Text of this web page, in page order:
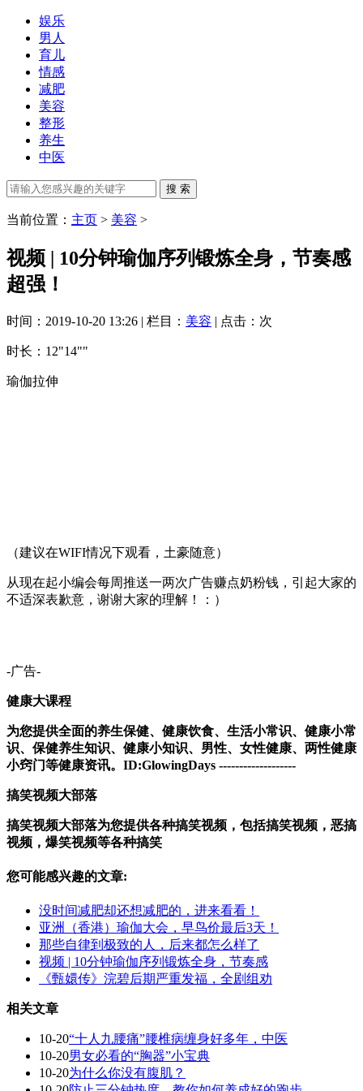
娱乐
男人
育儿
情感
减肥
美容
整形
养生
中医
当前位置： 主页 > 美容 >
视频 | 10分钟瑜伽序列锻炼全身，节奏感
超强！
时间：2019-10-20 13:26 | 栏目： 美容 | 点击： 次
时长 ：12"14""
瑜伽拉伸
（建议在WIFI情况下观看，土豪随意）
从现在起小编会每周推送一两次广告赚点奶粉钱，引起大家的
不适深表歉意，谢谢大家的理解！：）
-广告-
健康大课程
为您提供全面的养生保健、健康饮食、生活小常识、健康小常
识、保健养生知识、健康小知识、男性、女性健康、两性健康
小窍门等健康资讯。 ID:GlowingDays -------------------
搞笑视频大部落
搞笑视频大部落为您提供各种搞笑视频，包括搞笑视频，恶搞
视频，爆笑视频等各种搞笑
您可能感兴趣的文章:
没时间减肥却还想减肥的，进来看看！
亚洲（香港）瑜伽大会，早鸟价最后3天！
那些自律到极致的人，后来都怎么样了
视频 | 10分钟瑜伽序列锻炼全身，节奏感
《甄嬛传》浣碧后期严重发福，全剧组劝
相关文章
10-20“十人九腰痛”腰椎病缠身好多年，中医
10-20男女必看的“胸器”小宝典
10-20为什么你没有腹肌？